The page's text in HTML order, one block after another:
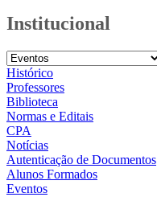
Institucional
Histórico
Professores
Biblioteca
Normas e Editais
CPA
Notícias
Autenticação de Documentos
Alunos Formados
Eventos